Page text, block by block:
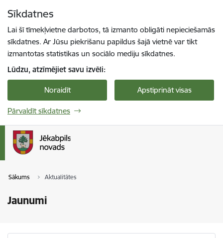
Sīkdatnes
Lai šī tīmekļvietne darbotos, tā izmanto obligāti nepieciešamās
sīkdatnes. Ar Jūsu piekrišanu papildus šajā vietnē var tikt
izmantotas statistikas un sociālo mediju sīkdatnes.
Lūdzu, atzīmējiet savu izvēli:
Noraidīt Apstiprināt visas
Pārvaldīt sīkdatnes
Sākums Aktualitātes
Jaunumi